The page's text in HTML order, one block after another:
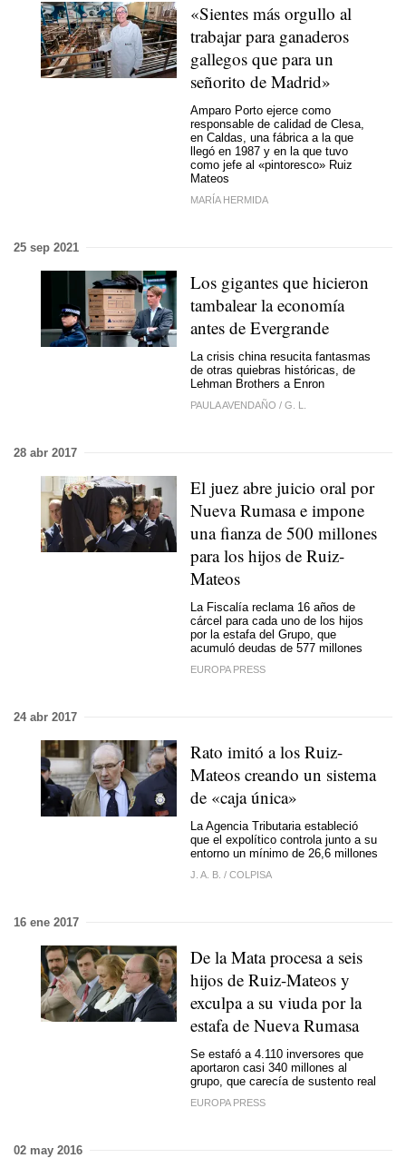
«Sientes más orgullo al
trabajar para ganaderos
gallegos que para un
señorito de Madrid»
Amparo Porto ejerce como
responsable de calidad de Clesa,
en Caldas, una fábrica a la que
llegó en 1987 y en la que tuvo
como jefe al «pintoresco» Ruiz
Mateos
MARÍA HERMIDA
25 sep 2021
Los gigantes que hicieron
tambalear la economía
antes de Evergrande
La crisis china resucita fantasmas
de otras quiebras históricas, de
Lehman Brothers a Enron
PAULA AVENDAÑO / G. L.
28 abr 2017
El juez abre juicio oral por
Nueva Rumasa e impone
una fianza de 500 millones
para los hijos de Ruiz-
Mateos
La Fiscalía reclama 16 años de
cárcel para cada uno de los hijos
por la estafa del Grupo, que
acumuló deudas de 577 millones
EUROPA PRESS
24 abr 2017
Rato imitó a los Ruiz-
Mateos creando un sistema
de «caja única»
La Agencia Tributaria estableció
que el expolítico controla junto a su
entorno un mínimo de 26,6 millones
J. A. B. / COLPISA
16 ene 2017
De la Mata procesa a seis
hijos de Ruiz-Mateos y
exculpa a su viuda por la
estafa de Nueva Rumasa
Se estafó a 4.110 inversores que
aportaron casi 340 millones al
grupo, que carecía de sustento real
EUROPA PRESS
02 may 2016